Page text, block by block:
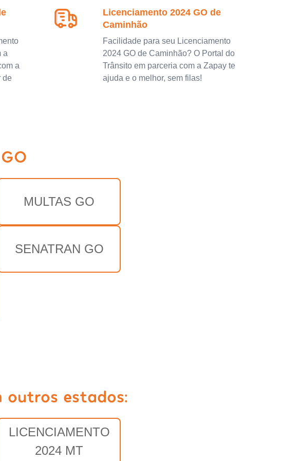
a
a
de
Licenciamento 2024 GO de
Caminhão
Facilidade para seu Licenciamento
2024 GO de Caminhão? O Portal do
Trânsito em parceria com a Zapay te
ajuda e o melhor, sem filas!
MULTAS GO
SENATRAN GO
outros estados:
LICENCIAMENTO
2024 MT